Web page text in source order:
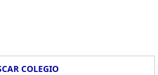
COLEGIO